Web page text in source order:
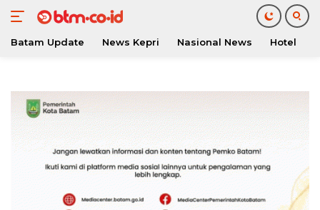
konten
Batam Update News Kepri Nasional News Hotel